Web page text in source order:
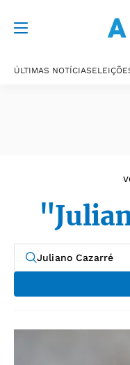
ÚLTIMAS NOTÍCIAS